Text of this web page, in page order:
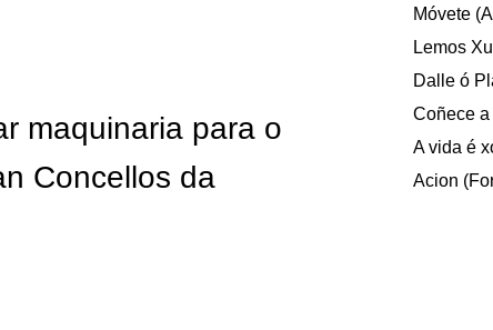
maquinaria para o
Concellos da
Móvete
Lemos
Dalle ó
Coñece a
A vida é
Acion